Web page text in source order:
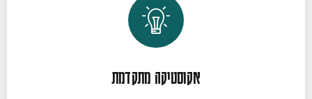
אקוסטיקה מתקדמת